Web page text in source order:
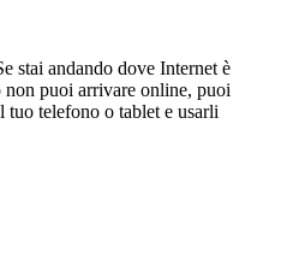
stai andando dove Internet è
puoi arrivare online, puoi
tuo telefono o tablet e usarli